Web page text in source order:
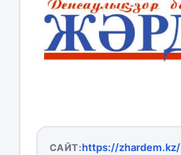
САЙТ:https://zhardem.kz/